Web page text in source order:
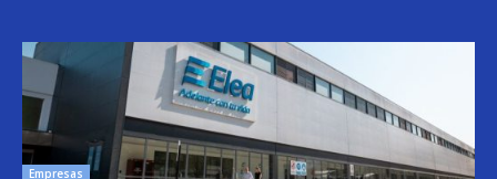
Empresas